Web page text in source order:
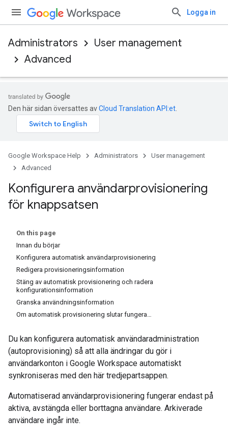
Logga in
Administrators
User management
Advanced
Den här sidan översattes avCloud Translation API:et
Google Workspace Help Administrators
User management
Advanced
Konfigurera användarprovisionering
för knappsatsen
On this page
Innan du börjar
Konfigurera automatisk användarprovisionering
Redigera provisioneringsinformation
Stäng av automatisk provisionering och radera
konfigurationsinformation
Granska användningsinformation
Om automatisk provisionering slutar fungera…
Du kan konfigurera automatisk användaradministration
(autoprovisioning) så att alla ändringar du gör i
användarkonton i Google Workspace automatiskt
synkroniseras med den här tredjepartsappen.
Automatiserad användarprovisionering fungerar endast på
aktiva, avstängda eller borttagna användare. Arkiverade
användare ingår inte.